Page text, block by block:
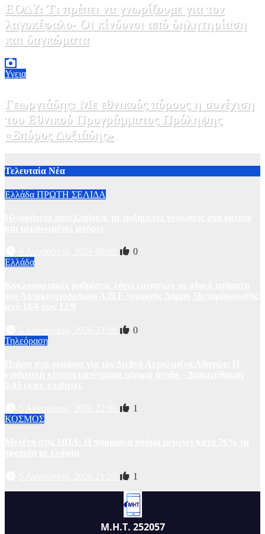
ΕΟΔΥ: Τι πρέπει να γνωρίζουμε για τον
λαγοκέφαλο- Οι κίνδυνοι από δηλητηρίαση
και δαγκώματα
Υγεια
Γεωργιάδης: Με εθνικούς πόρους η συνέχιση
του Εθνικού Προγράμματος Πρόληψης
«Σπύρος Δοξιάδης»
Τελευταία Νέα
Ελλάδα ΠΡΩΤΗ ΣΕΛΙΔΑ
0
Ελλάδα
0
Τηλεόραση
1
ΚΟΣΜΟΣ
1
Μ.Η.Τ. 252057